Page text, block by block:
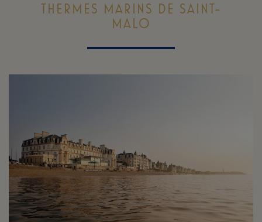
THERMES MARINS DE SAINT-
MALO